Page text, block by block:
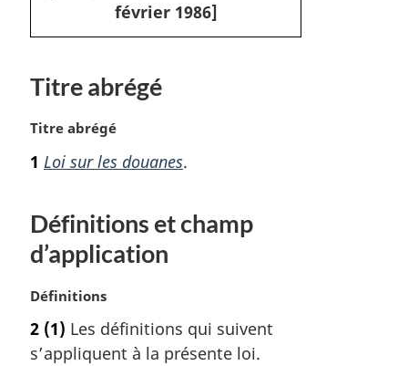
février 1986]
Titre abrégé
N
t
a
r
g
i
a
l
Titre abrégé
1 Loi sur les douanes.
Définitions et champ
d’application
N
t
e
Définitions
2 (1) Les définitions qui suivent
s’appliquent à la présente loi.